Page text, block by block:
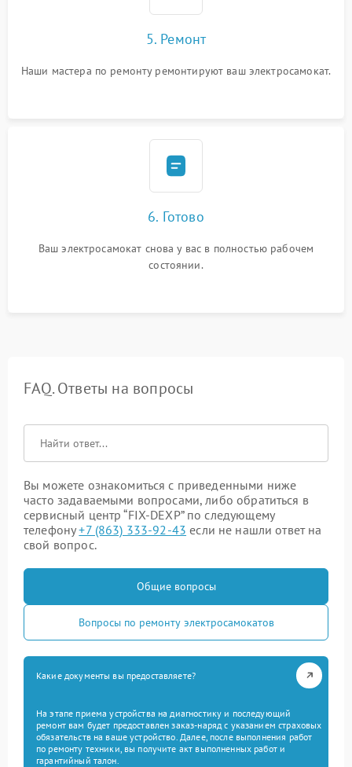
5. Ремонт
Наши мастера по ремонту ремонтируют ваш электросамокат.
6. Готово
Ваш электросамокат снова у вас в полностью рабочем
состоянии.
FAQ. Ответы на вопросы
Вы можете ознакомиться с приведенными ниже
часто задаваемыми вопросами, либо обратиться в
сервисный центр “FIX-DEXP” по следующему
телефону+7 (863) 333-92-43 если не нашли ответ на
свой вопрос.
Общие вопросы
Вопросы по ремонту электросамокатов
Какие документы вы предоставляете?
На этапе приема устройства на диагностику и последующий
ремонт вам будет предоставлен заказ-наряд с указанием страховых
обязательств на ваше устройство. Далее, после выполнения работ
по ремонту техники, вы получите акт выполненных работ и
гарантийный талон.